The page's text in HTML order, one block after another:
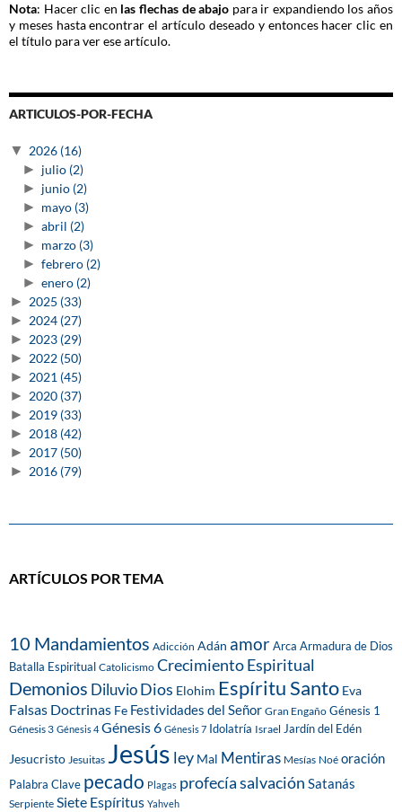
Nota: Hacer clic en las flechas de abajo para ir expandiendo los años
y meses hasta encontrar el artículo deseado y entonces hacer clic en
el título para ver ese artículo.
ARTICULOS-POR-FECHA
▼ 2026 (16)
► julio (2)
► junio (2)
► mayo (3)
► abril (2)
► marzo (3)
► febrero (2)
► enero (2)
► 2025 (33)
► 2024 (27)
► 2023 (29)
► 2022 (50)
► 2021 (45)
► 2020 (37)
► 2019 (33)
► 2018 (42)
► 2017 (50)
► 2016 (79)
ARTÍCULOS POR TEMA
10 Mandamientos Adicción Adán amorArca Armadura de Dios
Batalla Espiritual Catolicismo Crecimiento Espiritual
Demonios DiluvioDios Elohim Espíritu Santo Eva
Falsas Doctrinas Fe Festividades del Señor Gran Engaño Génesis 1
Génesis 3 Génesis 4 Génesis 6 Génesis 7 Idolatría Israel Jardín del Edén
Jesucristo Jesuitas Jesús ley Mal Mentiras Mesías Noé oración
Palabra Clave pecado Plagas profecíasalvación Satanás
Serpiente Siete Espíritus Yahveh